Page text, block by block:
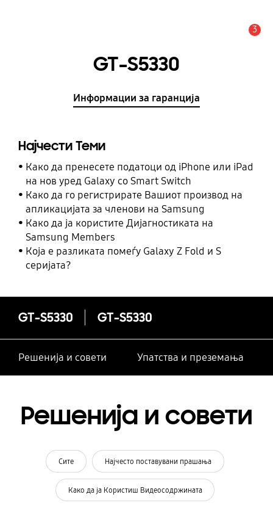
3
GT-S5330
Информации за гаранција
Најчести Теми
Како да пренесете податоци од iPhone или iPad
на нов уред Galaxy со Smart Switch
Како да го регистрирате Вашиот производ на
апликацијата за членови на Samsung
Како да ја користите Дијагностиката на
Samsung Members
Која е разликата помеѓу Galaxy Z Fold и S
серијата?
GT-S5330 GT-S5330
Решенија и совети Упатства и преземања
Решенија и совети
Сите Најчесто поставувани прашања
Како да ја Користиш Видеосодржината